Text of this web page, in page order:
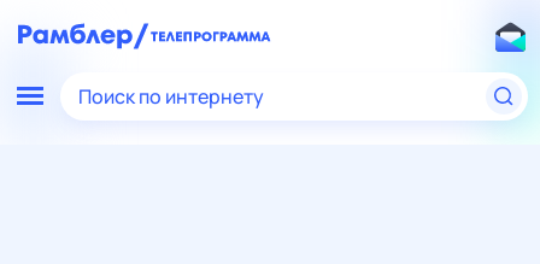
Поиск по интернету